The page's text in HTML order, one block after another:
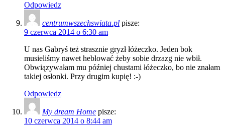
Odpowiedz
centrumwszechswiata.pl pisze:
9 czerwca 2014 o 6:30 am
U nas Gabryś też strasznie gryzł łóżeczko. Jeden bok
musieliśmy nawet heblować żeby sobie drzazg nie wbił.
Obwiązywałam mu później chustami łóżeczko, bo nie znałam
takiej osłonki. Przy drugim kupię! :-)
Odpowiedz
My dream Home pisze:
10 czerwca 2014 o 8:44 am